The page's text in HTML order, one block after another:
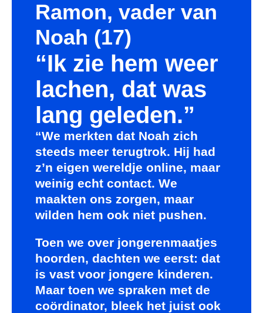
Ramon, vader van
Noah (17)
“Ik zie hem weer
lachen, dat was
lang geleden.”
“We merkten dat Noah zich
steeds meer terugtrok. Hij had
z’n eigen wereldje online, maar
weinig echt contact. We
maakten ons zorgen, maar
wilden hem ook niet pushen.
Toen we over jongerenmaatjes
hoorden, dachten we eerst: dat
is vast voor jongere kinderen.
Maar toen we spraken met de
coördinator, bleek het juist ook